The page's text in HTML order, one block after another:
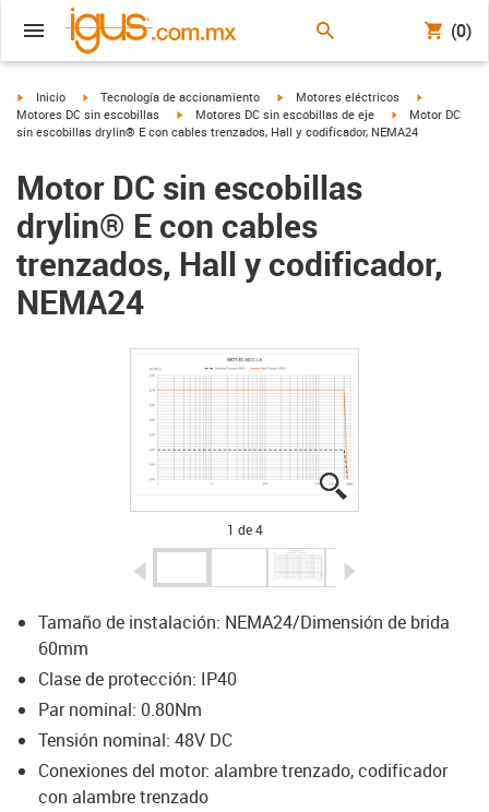
(0)
igus-icon-arrow-right
Inicio igus-icon-arrow-right
Tecnología de accionamiento igus-icon-arrow-right
Motores eléctricos
Motores DC sin escobillas
igus-icon-arrow-right
Motores DC sin escobillas de eje igus-icon-
Motor DC
sin escobillas drylin® E con cables trenzados, Hall y codificador, NEMA24
Motor DC sin escobillas
drylin® E con cables
trenzados, Hall y codificador,
NEMA24
igus-icon-lupe
igus-icon-lupe
igus-icon-lupe
igus-icon-lupe
1 de 4
igus-icon-arrow-left
Tamaño de instalación: NEMA24/Dimensión de brida
60mm
Clase de protección: IP40
Par nominal: 0.80Nm
Tensión nominal: 48V DC
Conexiones del motor: alambre trenzado, codificador
con alambre trenzado